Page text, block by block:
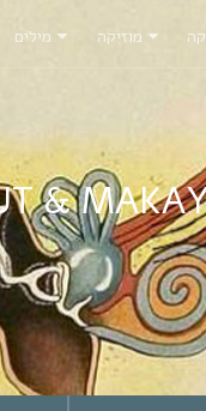
מילים מוזיקה
&